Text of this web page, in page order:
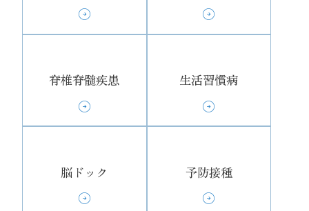
脊椎脊髄疾患 生活習慣病
脳ドック 予防接種